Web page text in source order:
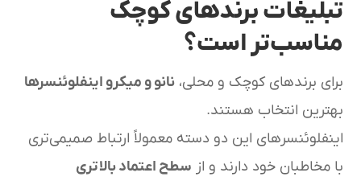
تبلیغات برندهای کوچک
مناسب‌تر است؟
برای برندهای کوچک و محلی،نانو و میکرو اینفلوئنسرها
بهترین انتخاب هستند.
اینفلوئنسرهای این دو دسته معمولاً ارتباط صمیمی‌تری
با مخاطبان خود دارند و از سطح اعتماد بالاتری